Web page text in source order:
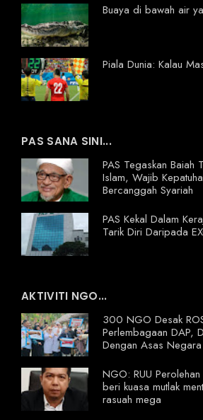
Buaya di bawah air
Piala Dunia: Kalau
PAS SANA SINI...
PAS Tegaskan Baiah
Islam, Wajib
Bercanggah Syariah
PAS Kekal Dalam
Tarik Diri Daripada
AKTIVITI NGO...
300 NGO Desak
Perlembagaan DAP,
Dengan Asas Negara
NGO: RUU
beri kuasa mutlak
rasuah mega